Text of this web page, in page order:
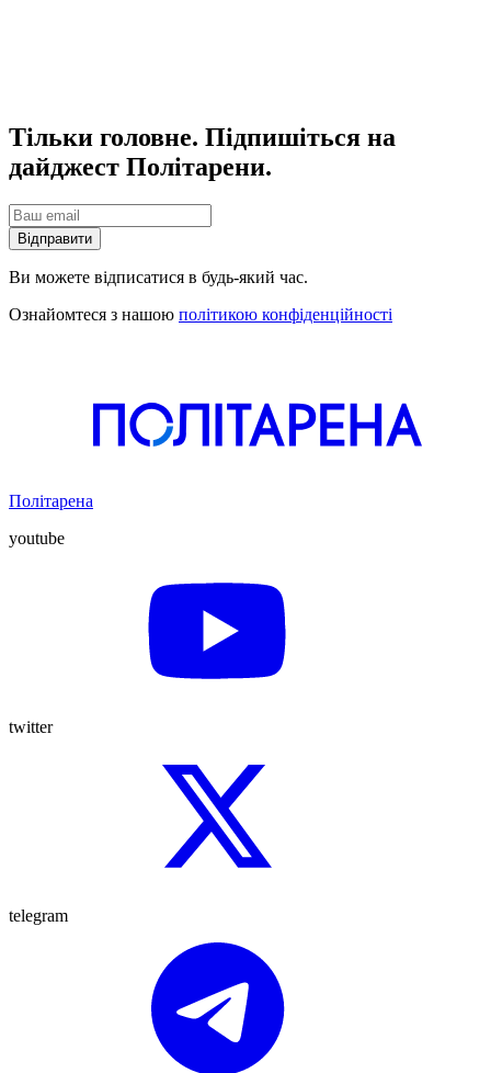
Тільки головне. Підпишіться на
дайджест Політарени.
Відправити
Ви можете відписатися в будь-який час.
Ознайомтеся з нашою політикою конфіденційності
Політарена
youtube
twitter
telegram